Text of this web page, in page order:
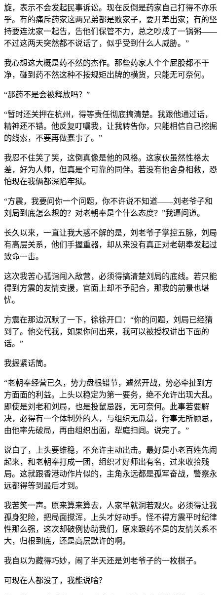
旋，表示不会发起民事诉讼。现在反倒是药家自己打得不亦乐
乎。有的痛斥药家这两兄弟都是败家子，要开革出家；有的坚
持要连沈家一起告，告他们保管不力，总之吵成了一锅粥——
不过这两天突然都不说话了，似乎受到什么人威胁。”
我心想这大概是药不然的杰作。那些药家人个个屁股都不干
净，碰到药不然这种不按规矩出牌的横货，只能无可奈何。
“那药不是会被释放吗？”
“暂时还关押在杭州，得等责任彻底搞清楚。我跟他通过话，
精神还不错。他反复叮嘱我，让我转告你，只能相信自己挖掘
的线索，不要再做蠢事了。”
我忍不住笑了笑，这倒真像是他的风格。这家伙虽然性格太
差，好为人师，但真是个可靠的同伴。若没有他舍身相救，恐
怕现在我俩都深陷牢狱。
“方震，我要问你一个问题，你不许说不知道——刘老爷子和
刘局到底怎么想的？对老朝奉是个什么态度？”我逼问道。
长久以来，一直让我大惑不解的是，刘老爷子掌控五脉，刘局
有高层关系，他们手握重器，却从来没有真正对老朝奉发起过
致命一击。
这次我苦心孤诣闯入敌营，必须得搞清楚刘局的底线。若只能
得到方震的友情支援，官面上却不予配合，那我的前景也堪
忧。
方震在那边沉默了一下，徐徐开口：“你的问题，刘局已经猜
到了。他交代我，如果你问出来，我可以被授权讲出下面的
话。”
我握紧话筒。
“老朝奉经营已久，势力盘根错节，遽然开战，势必牵扯到方
方面面的利益。上头以稳定为第一要务，绝不允许出现大乱。
即使是刘老和刘局，也是投鼠忌器，无可奈何。此事若要解
决，必得有一个体制外的人，与组织无瓜葛，行事无所顾忌，
由他率先破局，再由组织出面，犁庭扫闾。说完了。”
说白了，上头要维稳，不允许主动出击。最好是小老百姓先闹
起来，和老朝奉打成一团，组织才好师出有名，过来收拾残
局。这就跟香港动作片似的，主角永远都是孤军奋战，警察永
远都得等到最后才到。
我苦笑一声。原来算来算去，人家早就洞若观火。必须得让我
孤身犯险，把局面搅浑，上头才好动手。怪不得方震平时纪律
性那么强，这次却破例协助我们，原来跟药不是的友情关系不
大，归根到底，还是高层默许的啊。
我自以为藏得巧妙，闹了半天还是刘老爷子的一枚棋子。
可现在人都没了，我能说啥？